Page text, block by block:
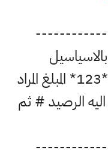
اكتب *222* او اتصل على *123* المبلغ المراد
الرصيد # ثم